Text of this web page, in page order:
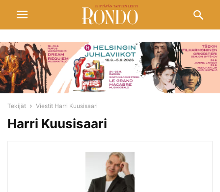
Tekijät Viestit Harri Kuusisaari
Harri Kuusisaari